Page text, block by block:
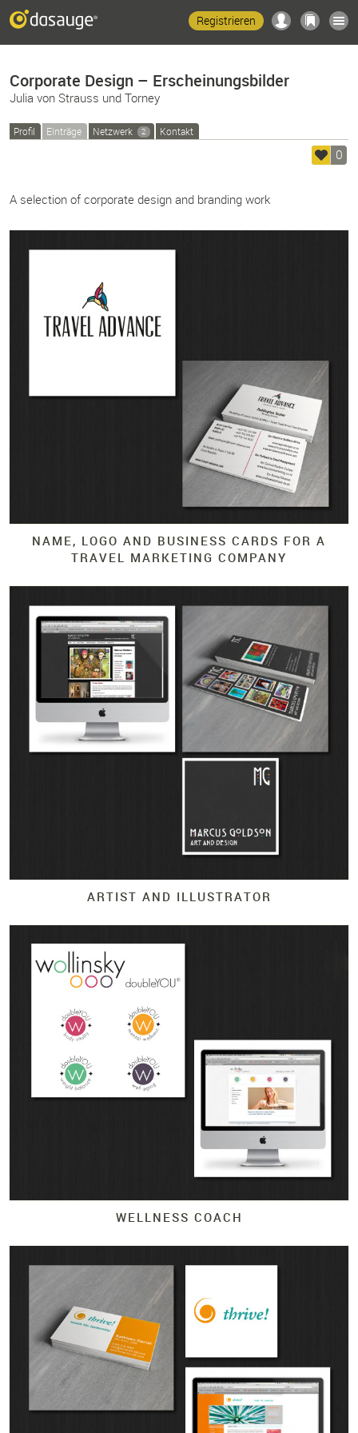
Registrieren
Corporate Design – Erscheinungsbilder
Julia von Strauss und Torney
Profil Einträge Netzwerk 2 Kontakt
0
A selection of corporate design and branding work
NAME, LOGO AND BUSINESS CARDS FOR A
TRAVEL MARKETING COMPANY
ARTIST AND ILLUSTRATOR
WELLNESS COACH